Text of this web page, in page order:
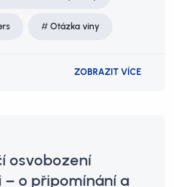
Otázka viny
ZOBRAZIT VÍCE
osvobození
– o připomínání a